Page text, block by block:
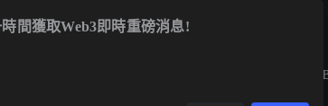
間獲取Web3即時重磅消息!